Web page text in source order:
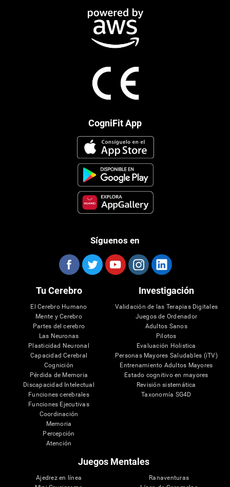
CogniFit App
Síguenos en
Tu Cerebro
El Cerebro Humano
Mente y Cerebro
Partes del cerebro
Las Neuronas
Plasticidad Neuronal
Capacidad Cerebral
Cognición
Pérdida de Memoria
Discapacidad Intelectual
Funciones cerebrales
Funciones Ejecutivas
Coordinación
Memoria
Percepción
Atención
Investigación
Validación de las Terapias Digitales
Juegos de Ordenador
Adultos Sanos
Pilotos
Evaluación Holistica
Personas Mayores Saludables (iTV)
Entrenamiento Adultos Mayores
Estado cognitivo en mayores
Revisión sistemática
Taxonomía SG4D
Juegos Mentales
Ajedrez en línea
Ranaventuras